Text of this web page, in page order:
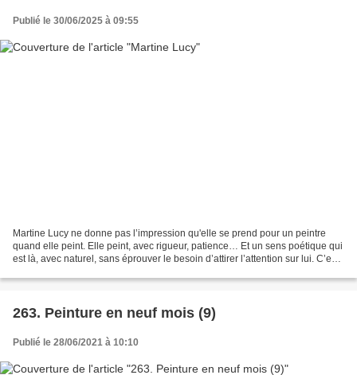
Publié le 30/06/2025 à 09:55
Martine Lucy ne donne pas l’impression qu'elle se prend pour un peintre
quand elle peint. Elle peint, avec rigueur, patience… Et un sens poétique qui
est là, avec naturel, sans éprouver le besoin d’attirer l’attention sur lui. C’est
263. Peinture en neuf mois (9)
Publié le 28/06/2021 à 10:10